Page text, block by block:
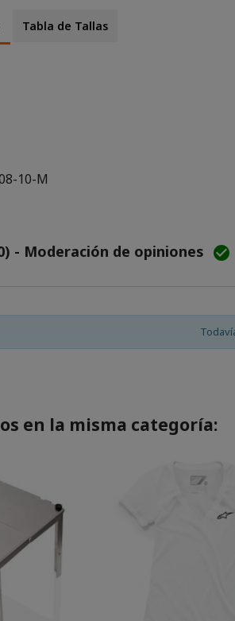
Tabla de Tallas
10-M
- Moderación de opiniones 
en la misma categoría: